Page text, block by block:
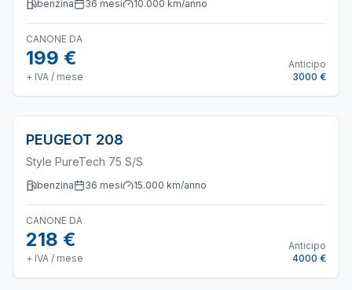
benzina 36 mesi 10.000 km/anno
CANONE DA
199 €
+ IVA / mese
Anticipo
3000 €
PEUGEOT 208
Style PureTech 75 S/S
benzina 36 mesi 15.000 km/anno
CANONE DA
218 €
+ IVA / mese
Anticipo
4000 €